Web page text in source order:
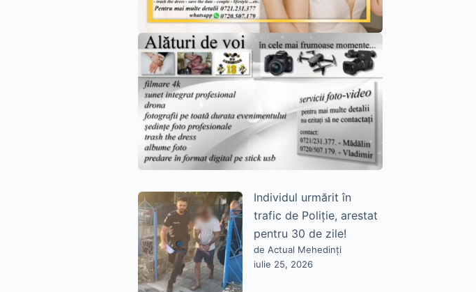
Individul urmărit în
trafic de Poliție, arestat
pentru 30 de zile!
de Actual Mehedinți
iulie 25, 2026